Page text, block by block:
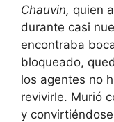
Chauvin, quien
durante casi
encontraba
bloqueado,
los agentes no
revivirle. Murió
y